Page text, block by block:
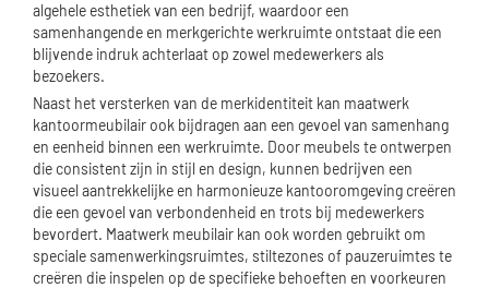
algehele esthetiek van een bedrijf, waardoor een
samenhangende en merkgerichte werkruimte ontstaat die een
blijvende indruk achterlaat op zowel medewerkers als
bezoekers.
Naast het versterken van de merkidentiteit kan maatwerk
kantoormeubilair ook bijdragen aan een gevoel van samenhang
en eenheid binnen een werkruimte. Door meubels te ontwerpen
die consistent zijn in stijl en design, kunnen bedrijven een
visueel aantrekkelijke en harmonieuze kantooromgeving creëren
die een gevoel van verbondenheid en trots bij medewerkers
bevordert. Maatwerk meubilair kan ook worden gebruikt om
speciale samenwerkingsruimtes, stiltezones of pauzeruimtes te
creëren die inspelen op de specifieke behoeften en voorkeuren